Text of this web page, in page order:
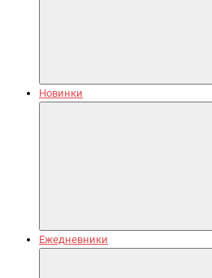
Новинки
Ежедневники